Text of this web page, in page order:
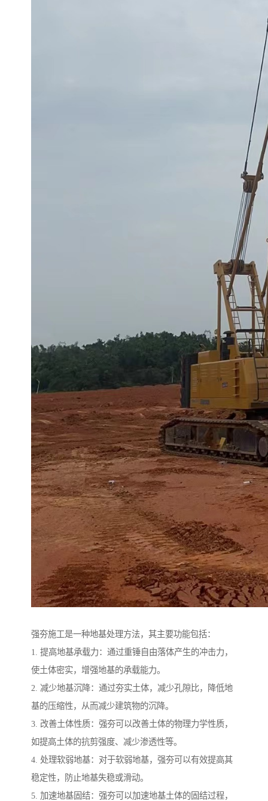
强夯施工是一种地基处理方法，其主要功能包括：
1. 提高地基承载力：通过重锤自由落体产生的冲击力，
使土体密实，增强地基的承载能力。
2. 减少地基沉降：通过夯实土体，减少孔隙比，降低地
基的压缩性，从而减少建筑物的沉降。
3. 改善土体性质：强夯可以改善土体的物理力学性质，
如提高土体的抗剪强度、减少渗透性等。
4. 处理软弱地基：对于软弱地基，强夯可以有效提高其
稳定性，防止地基失稳或滑动。
5. 加速地基固结：强夯可以加速地基土体的固结过程，